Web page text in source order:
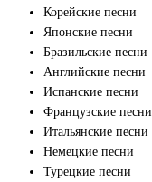
Корейские песни
Японские песни
Бразильские песни
Английские песни
Испанские песни
Французские песни
Итальянские песни
Немецкие песни
Турецкие песни